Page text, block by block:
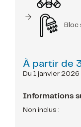
Bloc
À partir de
Du 1 janvier
Informations
Non inclus :